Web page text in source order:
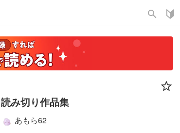
search
読み切り作品集
あもら62